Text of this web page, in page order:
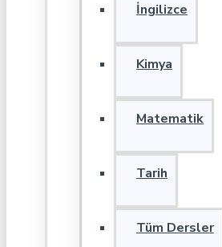
İngilizce
Kimya
Matematik
Tarih
Tüm Dersler